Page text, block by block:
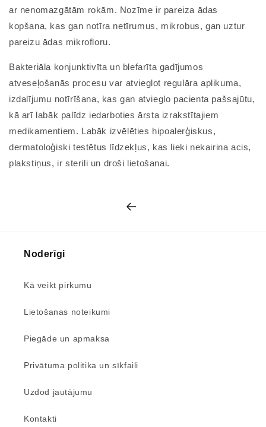
ar nenomazgātām rokām. Nozīme ir pareiza ādas
kopšana, kas gan notīra netīrumus, mikrobus, gan uztur
pareizu ādas mikrofloru.
Bakteriāla konjunktivīta un blefarīta gadījumos
atveseļošanās procesu var atvieglot regulāra aplikuma,
izdalījumu notīrīšana, kas gan atvieglo pacienta pašsajūtu,
kā arī labāk palīdz iedarboties ārsta izrakstītajiem
medikamentiem. Labāk izvēlēties hipoalerģiskus,
dermatoloģiski testētus līdzekļus, kas lieki nekairina acis,
plakstiņus, ir sterili un droši lietošanai.
Noderīgi
Kā veikt pirkumu
Lietošanas noteikumi
Piegāde un apmaksa
Privātuma politika un sīkfaili
Uzdod jautājumu
Kontakti